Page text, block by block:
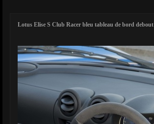
Lotus Elise S Club Racer bleu tableau de bord debout